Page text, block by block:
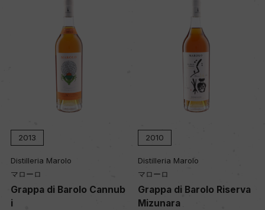
色別に表示
価格順に表示
ヴィンテージ順に表示
2013
Distilleria Marolo
マローロ
Grappa di Barolo Cannub
i
2010
Distilleria Marolo
マローロ
Grappa di Barolo Riserva
Mizunara